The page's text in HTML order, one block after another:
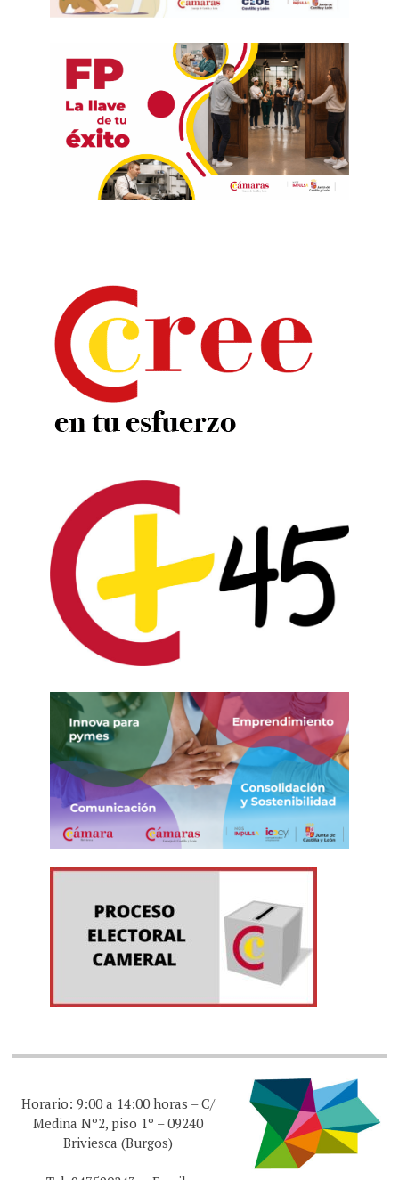
Horario: 9:00 a 14:00 horas – C/
Medina Nº2, piso 1º – 09240
Briviesca (Burgos)